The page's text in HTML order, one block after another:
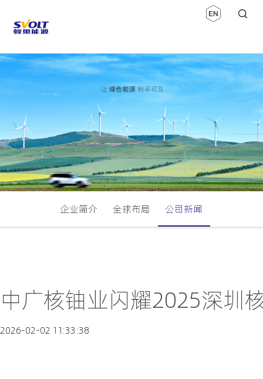
企业简介 全球布局 公司新闻
中广核铀业闪耀2025深圳
2026-02-02 11:33:38